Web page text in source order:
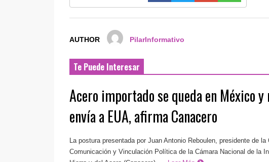
AUTHOR PilarInformativo
Te Puede Interesar
Acero importado se queda en México y
envía a EUA, afirma Canacero
La postura presentada por Juan Antonio Reboulen, presidente de la
Comunicación y Vinculación Política de la Cámara Nacional de la